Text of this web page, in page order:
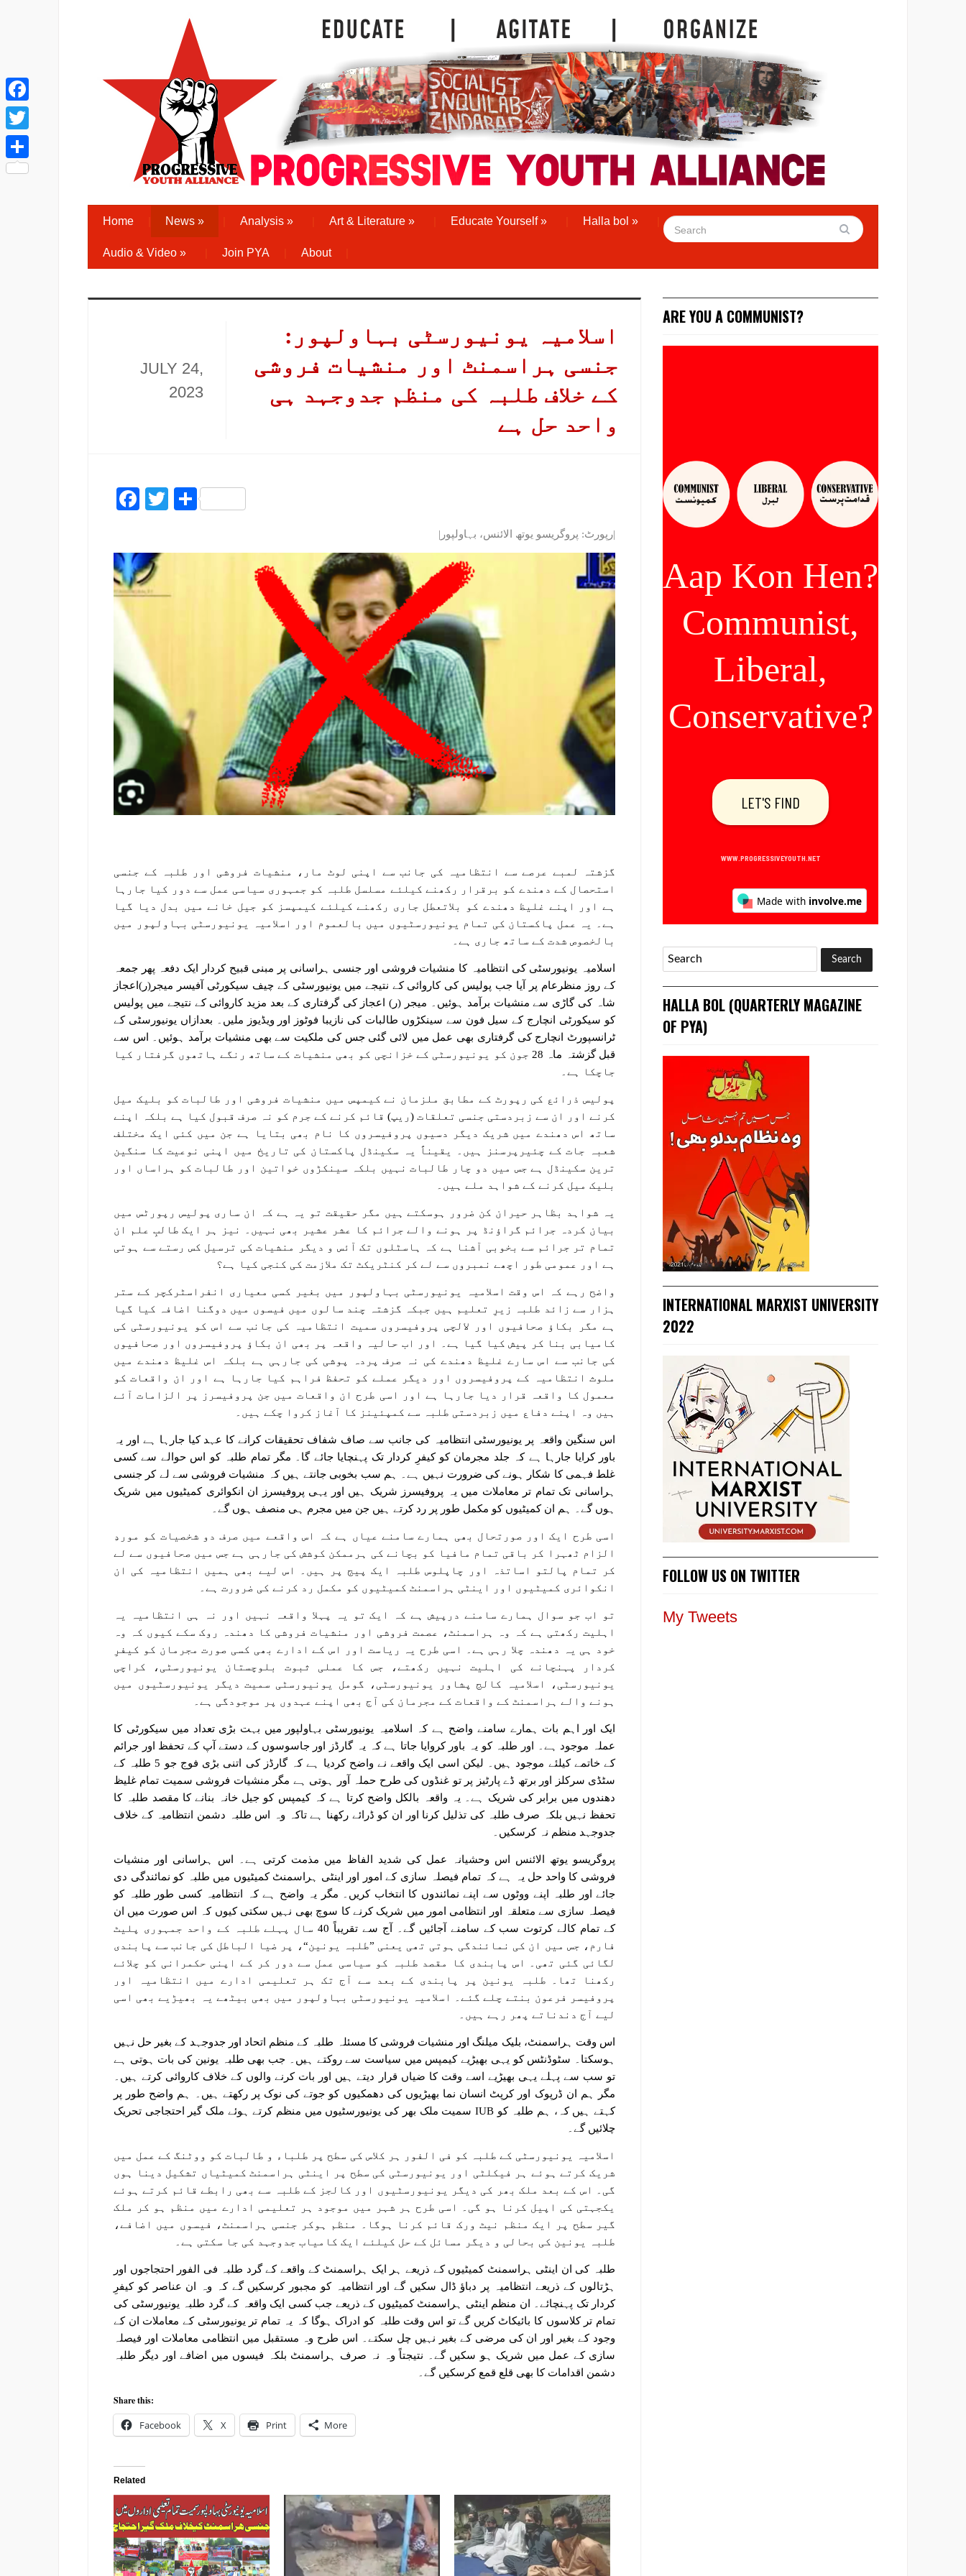
Home News » Analysis » Art & Literature » Educate Yourself» Halla bol »
Audio & Video » Join PYA About
JULY 24,
2023
اسلامیہ یونیورسٹی بہاولپور:
جنسی ہراسمنٹ اور منشیات فروشی
کے خلاف طلبہ کی منظم جدوجہد ہی
واحد حل ہے
Facebook
Twitter
Share
|رپورٹ: پروگریسو یوتھ الائنس، بہاولپور|
گزشتہ لمبے عرصے سے انتظامیہ کی جانب سے اپنی لوٹ مار، منشیات فروشی اور طلبہ کے جنسی
استحصال کے دھندے کو برقرار رکھنے کیلئے مسلسل طلبہ کو جمہوری سیاسی عمل سے دور کیا جارہا
ہے اور اپنے غلیظ دھندے کو بلاتعطل جاری رکھنے کیلئے کیمپسز کو جیل خانے میں بدل دیا گیا
ہے۔ یہ عمل پاکستان کی تمام یونیورسٹیوں میں بالعموم اور اسلامیہ یونیورسٹی بہاولپور میں
بالخصوص شدت کے ساتھ جاری ہے۔
اسلامیہ یونیورسٹی کی انتظامیہ کا منشیات فروشی اور جنسی ہراسانی پر مبنی قبیح کردار ایک دفعہ پھر جمعہ
کے روز منظرعام پر آیا جب پولیس کی کاروائی کے نتیجے میں یونیورسٹی کے چیف سیکورٹی آفیسر میجر(ر)اعجاز
شاہ کی گاڑی سے منشیات برآمد ہوئیں۔ میجر (ر) اعجاز کی گرفتاری کے بعد مزید کاروائی کے نتیجے میں پولیس
کو سیکورٹی انچارج کے سیل فون سے سینکڑوں طالبات کی نازیبا فوٹوز اور ویڈیوز ملیں۔ بعدازاں یونیورسٹی کے
ٹرانسپورٹ انچارج کی گرفتاری بھی عمل میں لائی گئی جس کی ملکیت سے بھی منشیات برآمد ہوئیں۔ اس سے
قبل گزشتہ ماہ 28 جون کو یونیورسٹی کے خزانچی کو بھی منشیات کے ساتھ رنگے ہاتھوں گرفتار کیا
جاچکا ہے۔
پولیس ذرائع کی رپورٹ کے مطابق ملزمان نے کیمپس میں منشیات فروشی اور طالبات کو بلیک میل
کرنے اور ان سے زبردستی جنسی تعلقات (ریپ) قائم کرنے کے جرم کو نہ صرف قبول کیا ہے بلکہ اپنے
ساتھ اس دھندے میں شریک دیگر دسیوں پروفیسروں کا نام بھی بتایا ہے جن میں کئی ایک مختلف
شعبہ جات کے چئیرپرسنز ہیں۔ یقیناً یہ سکینڈل پاکستان کی تاریخ میں اپنی نوعیت کا سنگین
ترین سکینڈل ہے جس میں دو چار طالبات نہیں بلکہ سینکڑوں خواتین اور طالبات کو ہراساں اور
بلیک میل کرنے کے شواہد ملے ہیں۔
یہ شواہد بظاہر حیران کن ضرور ہوسکتے ہیں مگر حقیقت تو یہ ہے کہ ان ساری پولیس رپورٹس میں
بیان کردہ جرائم گراؤنڈ پر ہونے والے جرائم کا عشر عشیر بھی نہیں۔ نیز ہر ایک طالبِ علم ان
تمام تر جرائم سے بخوبی آشنا ہے کہ ہاسٹلوں تک آئس و دیگر منشیات کی ترسیل کس رستے سے ہوتی
ہے اور عمومی طور اچھے نمبروں سے لے کر کنٹریکٹ تک ملازمت کی کنجی کیا ہے؟
واضح رہے کہ اس وقت اسلامیہ یونیورسٹی بہاولپور میں بغیر کسی معیاری انفراسٹرکچر کے ستر
ہزار سے زائد طلبہ زیرِ تعلیم ہیں جبکہ گزشتہ چند سالوں میں فیسوں میں دوگنا اضافہ کیا گیا
ہے مگر بکاؤ صحافیوں اور لالچی پروفیسروں سمیت انتظامیہ کی جانب سے اس کو یونیورسٹی کی
کامیابی بنا کر پیش کیا گیا ہے۔ اور اب حالیہ واقعہ پر بھی ان بکاؤ پروفیسروں اور صحافیوں
کی جانب سے اس سارے غلیظ دھندے کی نہ صرف پردہ پوشی کی جارہی ہے بلکہ اس غلیظ دھندے میں
ملوث انتظامیہ کے پروفیسروں اور دیگر عملے کو تحفظ فراہم کیا جارہا ہے اور ان واقعات کو
معمول کا واقعہ قرار دیا جارہا ہے اور اسی طرح ان واقعات میں جن پروفیسرز پر الزامات آئے
ہیں وہ اپنے دفاع میں زبردستی طلبہ سے کمپئینز کا آغاز کروا چکے ہیں۔
اس سنگین واقعہ پر یونیورسٹی انتظامیہ کی جانب سے صاف شفاف تحقیقات کرانے کا عہد کیا جارہا ہے اور یہ
باور کرایا جارہا ہے کہ جلد مجرمان کو کیفرِ کردار تک پہنچایا جائے گا۔ مگر تمام طلبہ کو اس حوالے سے کسی
غلط فہمی کا شکار ہونے کی ضرورت نہیں ہے۔ ہم سب بخوبی جانتے ہیں کہ منشیات فروشی سے لے کر جنسی
ہراسانی تک تمام تر معاملات میں یہ پروفیسرز شریک ہیں اور یہی پروفیسرز ان انکوائری کمیٹیوں میں شریک
ہوں گے۔ ہم ان کمیٹیوں کو مکمل طور پر رد کرتے ہیں جن میں مجرم ہی منصف ہوں گے۔
اسی طرح ایک اور صورتحال بھی ہمارے سامنے عیاں ہے کہ اس واقعے میں صرف دو شخصیات کو موردِ
الزام ٹھہرا کر باقی تمام مافیا کو بچانے کی ہرممکن کوشش کی جارہی ہے جس میں صحافیوں سے لے
کر تمام پالتو اساتذہ اور چاپلوس طلبہ ایک پیج پر ہیں۔ اس لیے بھی ہمیں انتظامیہ کی ان
انکوائری کمیٹیوں اور اینٹی ہراسمنٹ کمیٹیوں کو مکمل رد کرنے کی ضرورت ہے۔
تو اب جو سوال ہمارے سامنے درپیش ہے کہ ایک تو یہ پہلا واقعہ نہیں اور نہ ہی انتظامیہ یہ
اہلیت رکھتی ہے کہ وہ ہراسمنٹ، عصمت فروشی اور منشیات فروشی کا دھندہ روک سکے کیوں کہ وہ
خود ہی یہ دھندہ چلا رہی ہے۔ اسی طرح یہ ریاست اور اس کے ادارے بھی کسی صورت مجرمان کو کیفرِ
کردار پہنچانے کی اہلیت نہیں رکھتے، جس کا عملی ثبوت بلوچستان یونیورسٹی، کراچی
یونیورسٹی، اسلامیہ کالج پشاور یونیورسٹی، گومل یونیورسٹی سمیت دیگر یونیورسٹیوں میں
ہونے والے ہراسمنٹ کے واقعات کے مجرمان کی آج بھی اپنے عہدوں پر موجودگی ہے۔
ایک اور اہم بات ہمارے سامنے واضح ہے کہ اسلامیہ یونیورسٹی بہاولپور میں بہت بڑی تعداد میں سیکورٹی کا
عملہ موجود ہے۔ اور طلبہ کو یہ باور کروایا جاتا ہے کہ یہ گارڈز اور جاسوسوں کے دستے آپ کے تحفظ اور جرائم
کے خاتمے کیلئے موجود ہیں۔ لیکن اسی ایک واقعے نے واضح کردیا ہے کہ گارڈز کی اتنی بڑی فوج جو 5 طلبہ کے
سٹڈی سرکلز اور برتھ ڈے پارٹیز پر تو غنڈوں کی طرح حملہ آور ہوتی ہے مگر منشیات فروشی سمیت تمام غلیظ
دھندوں میں برابر کی شریک ہے۔ یہ واقعہ بالکل واضح کرتا ہے کہ کیمپس کو جیل خانہ بنانے کا مقصد طلبہ کا
تحفظ نہیں بلکہ صرف طلبہ کی تذلیل کرنا اور ان کو ڈرائے رکھنا ہے تاکہ وہ اس طلبہ دشمن انتظامیہ کے خلاف
جدوجہد منظم نہ کرسکیں۔
پروگریسو یوتھ الائنس اس وحشیانہ عمل کی شدید الفاظ میں مذمت کرتی ہے۔ اس ہراسانی اور منشیات
فروشی کا واحد حل یہ ہے کہ تمام فیصلہ سازی کے امور اور اینٹی ہراسمنٹ کمیٹیوں میں طلبہ کو نمائندگی دی
جائے اور طلبہ اپنے ووٹوں سے اپنے نمائندوں کا انتخاب کریں۔ مگر یہ واضح ہے کہ انتظامیہ کسی طور طلبہ کو
فیصلہ سازی سے متعلقہ اور انتظامی امور میں شریک کرنے کا سوچ بھی نہیں سکتی کیوں کہ اس صورت میں ان
کے تمام کالے کرتوت سب کے سامنے آجائیں گے۔ آج سے تقریباً 40 سال پہلے طلبہ کے واحد جمہوری پلیٹ
فارم، جس میں ان کی نمائندگی ہوتی تھی یعنی ”طلبہ یونین“، پر ضیا الباطل کی جانب سے پابندی
لگائی گئی تھی۔ اس پابندی کا مقصد طلبہ کو سیاسی عمل سے دور کر کے اپنی حکمرانی کو چلائے
رکھنا تھا۔ طلبہ یونین پر پابندی کے بعد سے آج تک ہر تعلیمی ادارے میں انتظامیہ اور
پروفیسر فرعون بنتے چلے گئے۔ اسلامیہ یونیورسٹی بہاولپور میں بھی بیٹھے یہ بھیڑیے بھی اسی
لیے آج دندناتے پھر رہے ہیں۔
اس وقت ہراسمنٹ، بلیک میلنگ اور منشیات فروشی کا مسئلہ طلبہ کے منظم اتحاد اور جدوجہد کے بغیر حل نہیں
ہوسکتا۔ سٹوڈنٹس کو یہی بھیڑیے کیمپس میں سیاست سے روکتے ہیں۔ جب بھی طلبہ یونین کی بات ہوتی ہے
تو سب سے پہلے یہی بھیڑیے اسے وقت کا ضیاں قرار دیتے ہیں اور بات کرنے والوں کے خلاف کاروائی کرتے ہیں۔
مگر ہم ان ڈرپوک اور کرپٹ انسان نما بھیڑیوں کی دھمکیوں کو جوتے کی نوک پر رکھتے ہیں۔ ہم واضح طور پر
کہتے ہیں کہ، ہم طلبہ کو IUB سمیت ملک بھر کی یونیورسٹیوں میں منظم کرتے ہوئے ملک گیر احتجاجی تحریک
چلائیں گے۔
اسلامیہ یونیورسٹی کے طلبہ کو فی الفور ہر کلاس کی سطح پر طلباء و طالبات کو ووٹنگ کے عمل میں
شریک کرتے ہوئے ہر فیکلٹی اور یونیورسٹی کی سطح پر اینٹی ہراسمنٹ کمیٹیاں تشکیل دینا ہوں
گی۔ اس کے بعد ملک بھر کی دیگر یونیورسٹیوں اور کالجز کے طلبہ سے بھی رابطے قائم کرتے ہوئے
یکجہتی کی اپیل کرنا ہو گی۔ اسی طرح ہر شہر میں موجود ہر تعلیمی ادارے میں منظم ہو کر ملک
گیر سطح پر ایک منظم نیٹ ورک قائم کرنا ہوگا۔ منظم ہوکر جنسی ہراسمنٹ، فیسوں میں اضافے،
طلبہ یونین کی بحالی و دیگر مسائل کے حل کیلئے ایک کامیاب جدوجہد کی جا سکتی ہے۔
طلبہ کی ان اینٹی ہراسمنٹ کمیٹیوں کے ذریعے ہر ایک ہراسمنٹ کے واقعے کے گرد طلبہ فی الفور احتجاجوں اور
ہڑتالوں کے ذریعے انتظامیہ پر دباؤ ڈال سکیں گے اور انتظامیہ کو مجبور کرسکیں گے کہ وہ ان عناصر کو کیفرِ
کردار تک پہنچائے۔ ان منظم اینٹی ہراسمنٹ کمیٹیوں کے ذریعے جب کسی ایک واقعہ کے گرد طلبہ یونیورسٹی کی
تمام تر کلاسوں کا بائیکاٹ کریں گے تو اس وقت طلبہ کو ادراک ہوگا کہ یہ تمام تر یونیورسٹی کے معاملات ان کے
وجود کے بغیر اور ان کی مرضی کے بغیر نہیں چل سکتے۔ اس طرح وہ مستقبل میں انتظامی معاملات اور فیصلہ
سازی کے عمل میں شریک ہو سکیں گے۔ نتیجتاً وہ نہ صرف ہراسمنٹ بلکہ فیسوں میں اضافے اور دیگر طلبہ
دشمن اقدامات کا بھی قلع قمع کرسکیں گے۔
Share this:
Facebook X Print More
Related
ARE YOU A COMMUNIST?
HALLA BOL (QUARTERLY MAGAZINE
OF PYA)
INTERNATIONAL MARXIST UNIVERSITY
2022
FOLLOW US ON TWITTER
My Tweets
Facebook
Twitter
Share